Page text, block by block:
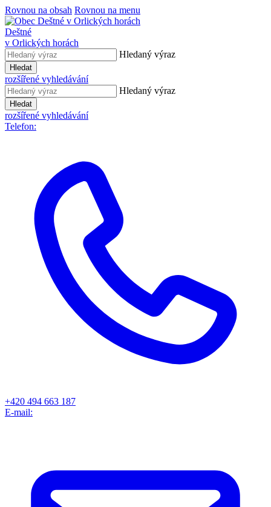
Rovnou na obsah Rovnou na menu
Deštné
v Orlických horách
Hledaný výraz
Hledat
rozšířené vyhledávání
Hledaný výraz
Hledat
rozšířené vyhledávání
Telefon:
+420 494 663 187
E-mail: